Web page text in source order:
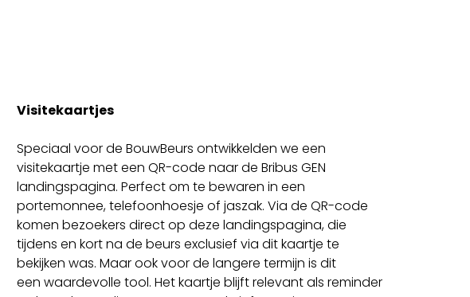
Visitekaartjes
Speciaal voor de BouwBeurs ontwikkelden we een
visitekaartje met een QR-code naar de Bribus GEN
landingspagina. Perfect om te bewaren in een
portemonnee, telefoonhoesje of jaszak. Via de QR-code
komen bezoekers direct op deze landingspagina, die
tijdens en kort na de beurs exclusief via dit kaartje te
bekijken was. Maar ook voor de langere termijn is dit
een waardevolle tool. Het kaartje blijft relevant als reminder